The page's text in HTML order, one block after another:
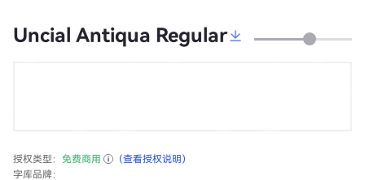
Uncial Antiqua Regular
授权类型： 免费商用
（查看授权说明）
字库品牌：